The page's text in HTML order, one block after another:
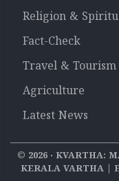
Religion &
Fact-Check
Travel & Tourism
Agriculture
Latest News
© 2026‧ KVARTHA:
KERALA VARTHA |